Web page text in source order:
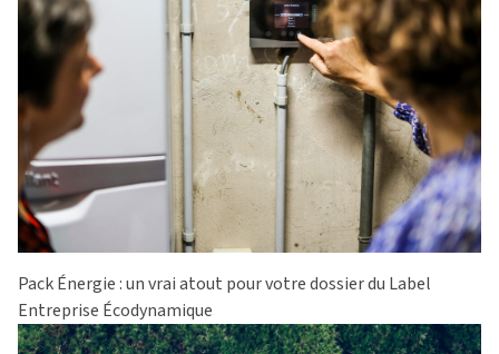
Pack Énergie : un vrai atout pour votre dossier du Label
Entreprise Écodynamique